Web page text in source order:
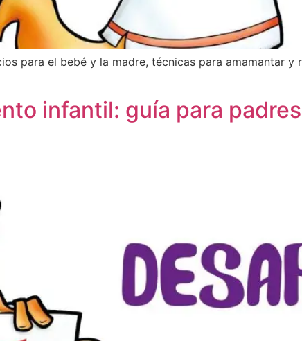
para el bebé y la madre, técnicas para amamantar
infantil: guía para